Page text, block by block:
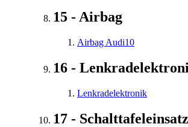
15 - Airbag
Airbag Audi10
16 -
Lenkradelektronik
17 - Schalttafeleinsatz